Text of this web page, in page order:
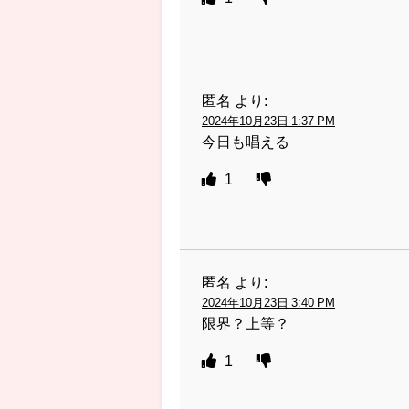
匿名 より:
2024年10月23日 1:37 PM
今日も唱える
1
匿名 より:
2024年10月23日 3:40 PM
限界？上等？
1